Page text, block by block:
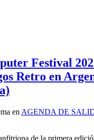
Festival
Retro en
en AGENDA DE